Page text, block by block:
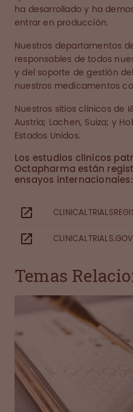
ha desarrollado y ha
entrar en producción.
Nuestros departamentos
responsables de todos
y del soporte de gestión
nuestros medicamentos
Nuestros sitios clínicos de
Austria; Lachen, Suiza; y
Estados Unidos.
Los estudios clínicos
Octapharma están
ensayos internacionales:
CLINICALTRIALS.GOV
Temas